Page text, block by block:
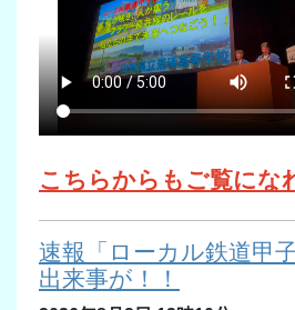
こちらからもご覧にな
速報「ローカル鉄道甲
出来事が！！